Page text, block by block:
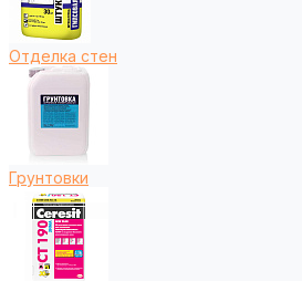
Отделка стен
Грунтовки